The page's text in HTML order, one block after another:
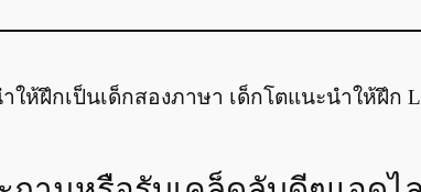
ให้ฝึกเป็นเด็กสองภาษา เด็กโตแนะนำให้ฝึก